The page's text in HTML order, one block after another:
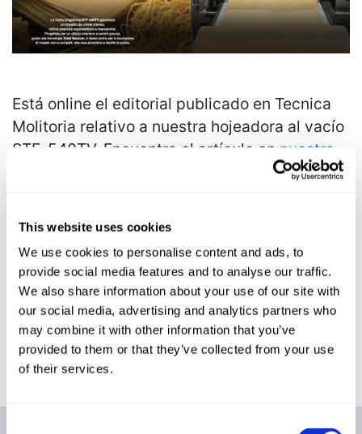
This website uses cookies
We use cookies to personalise content and ads, to
provide social media features and to analyse our traffic.
We also share information about your use of our site with
our social media, advertising and analytics partners who
may combine it with other information that you’ve
provided to them or that they’ve collected from your use
of their services.
Está online el editorial publicado en Tecnica
Molitoria relativo a nuestra hojeadora al vacío
STF-540TV. Encuentra el artículo en nuestra
(en
También encontrarás la última campaña
publicitaria, relativa a la laminadora misma,
en lasección correspondiente del sitio web.